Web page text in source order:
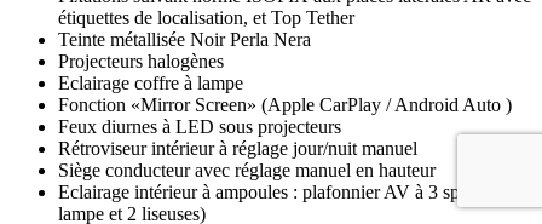
étiquettes de localisation, et Top Tether
Teinte métallisée Noir Perla Nera
Projecteurs halogènes
Eclairage coffre à lampe
Fonction «Mirror Screen» (Apple CarPlay / Android Auto )
Feux diurnes à LED sous projecteurs
Rétroviseur intérieur à réglage jour/nuit manuel
Siège conducteur avec réglage manuel en hauteur
Eclairage intérieur à ampoules : plafonnier AV à 3 spots (1
lampe et 2 liseuses)